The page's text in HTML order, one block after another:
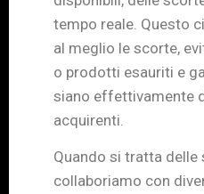
tempo reale. Questo
al meglio le scorte,
o prodotti esauriti e
siano effettivamente
acquirenti.
Quando si tratta delle
collaboriamo con